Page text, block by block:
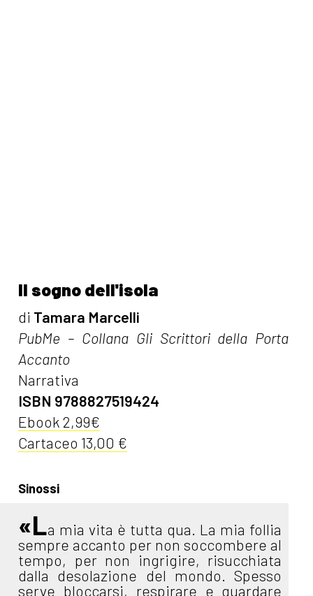
Il sogno dell'isola
di Tamara Marcelli
PubMe – Collana Gli Scrittori della Porta
Accanto
Narrativa
ISBN 9788827519424
Ebook 2,99€
Cartaceo 13,00 €
Sinossi
«La mia vita è tutta qua. La mia follia
sempre accanto per non soccombere al
tempo, per non ingrigire, risucchiata
dalla desolazione del mondo. Spesso
serve bloccarsi, respirare e guardare